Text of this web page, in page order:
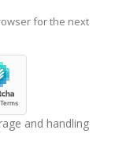
for the next
and handling